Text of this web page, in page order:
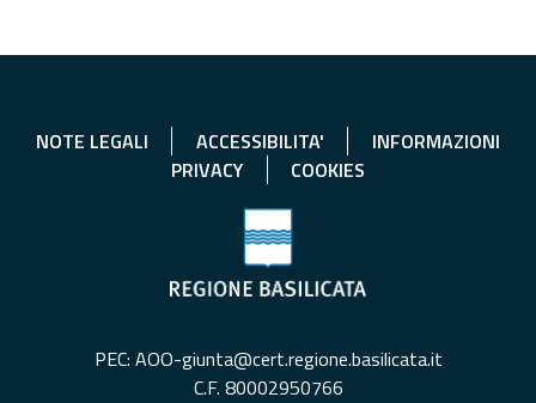
NOTE LEGALI ACCESSIBILITA'
INFORMAZIONI
PRIVACY
COOKIES
PEC: AOO-giunta@cert.regione.basilicata.it
C.F. 80002950766